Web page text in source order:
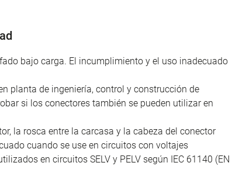
bajo carga. El incumplimiento y el uso inadecuado
planta de ingeniería, control y construcción de
si los conectores también se pueden utilizar en
la rosca entre la carcasa y la cabeza del conector
cuando se use en circuitos con voltajes
en circuitos SELV y PELV según IEC 61140 (EN